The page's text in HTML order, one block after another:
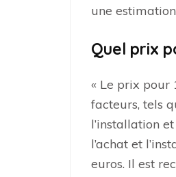
une
Quel prix
« Le prix pour
facteurs, tels
l’installation
l’achat et
euros. Il est